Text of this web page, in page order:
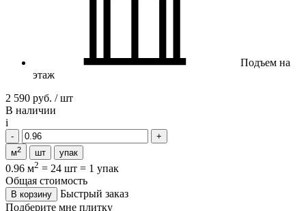
Подъем на
этаж
2 590 руб. / шт
В наличии
i
м2 шт упак
0.96 м2 = 24 шт = 1 упак
Общая стоимость
В корзину
Быстрый заказ
Подберите мне плитку